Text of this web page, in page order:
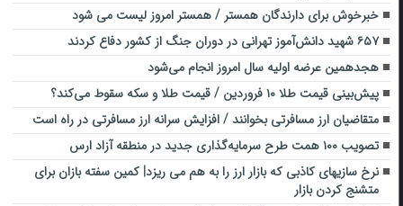
خبرخوش برای دارندگان همستر / همستر امروز لیست می شود
۶۵۷ شهید دانش‌آموز تهرانی در دوران جنگ از کشور دفاع کردند
هجدهمین عرضه اولیه سال امروز انجام می‌شود
پیش‌بینی قیمت طلا ۱۰ فروردین / قیمت طلا و سکه سقوط می‌کند؟
متقاضیان ارز مسافرتی بخوانند / افزایش سرانه ارز مسافرتی در راه است
تصویب ۱۰۰ همت طرح سرمایه‌گذاری جدید در منطقه آزاد ارس
نرخ سازیهای کاذبی که بازار ارز را به هم می ریزد| کمین سفته بازان برای
متشنج کردن بازار